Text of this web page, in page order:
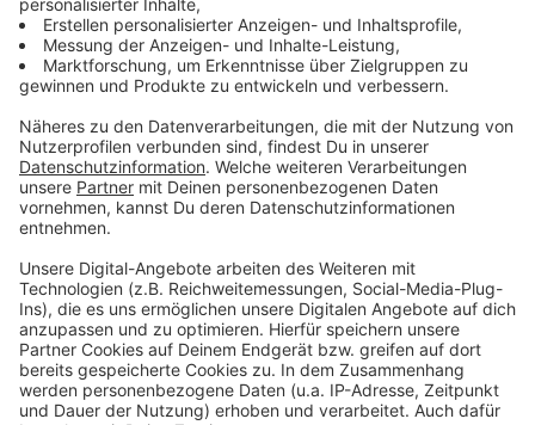
Einhausung aufgebaut. Die kennen wir bereits von
vergangenen Eingriffen. Die Arbeiten zum Neubau der
Leverkusener Rheinbrücke laufen inzwischen seit vier
rund zwei Jahren fertig sein. Die Gesamtkosten liegen
aktuell bei 962 Millionen Euro.
Anzeige
Anzeige